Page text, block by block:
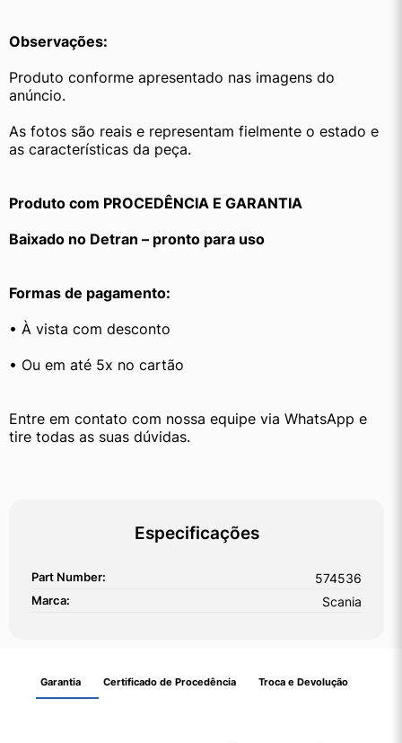
Observações:
Produto conforme apresentado nas imagens do
anúncio.
As fotos são reais e representam fielmente o estado e
as características da peça.
Produto com PROCEDÊNCIA E GARANTIA
Baixado no Detran – pronto para uso
Formas de pagamento:
• À vista com desconto
• Ou em até 5x no cartão
Entre em contato com nossa equipe via WhatsApp e
tire todas as suas dúvidas.
Especificações
Part Number: 574536
Marca: Scania
Garantia Certificado de Procedência Troca e Devolução